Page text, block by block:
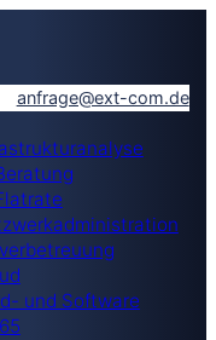
anfrage@ext-com.de
und Software